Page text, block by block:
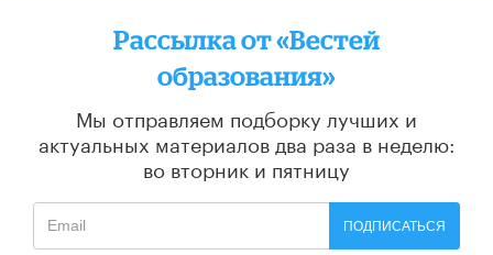
Рассылка от «Вестей
образования»
Мы отправляем подборку лучших и
актуальных материалов два раза в неделю:
во вторник и пятницу
ПОДПИСАТЬСЯ